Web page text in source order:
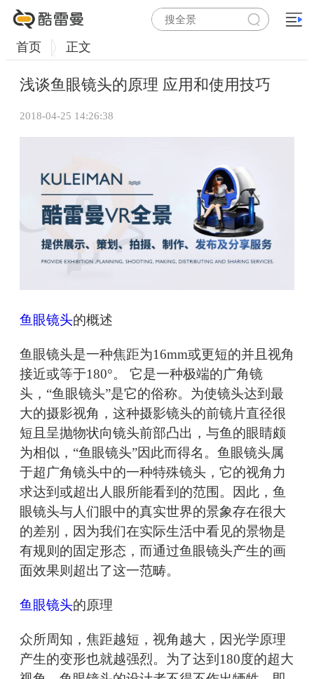
首页 正文
浅谈鱼眼镜头的原理 应用和使用技巧
2018-04-25 14:26:38
鱼眼镜头的概述
鱼眼镜头是一种焦距为16mm或更短的并且视角
接近或等于180°。 它是一种极端的广角镜
头，“鱼眼镜头”是它的俗称。为使镜头达到最
大的摄影视角，这种摄影镜头的前镜片直径很
短且呈抛物状向镜头前部凸出，与鱼的眼睛颇
为相似，“鱼眼镜头”因此而得名。鱼眼镜头属
于超广角镜头中的一种特殊镜头，它的视角力
求达到或超出人眼所能看到的范围。因此，鱼
眼镜头与人们眼中的真实世界的景象存在很大
的差别，因为我们在实际生活中看见的景物是
有规则的固定形态，而通过鱼眼镜头产生的画
面效果则超出了这一范畴。
鱼眼镜头的原理
众所周知，焦距越短，视角越大，因光学原理
产生的变形也就越强烈。为了达到180度的超大